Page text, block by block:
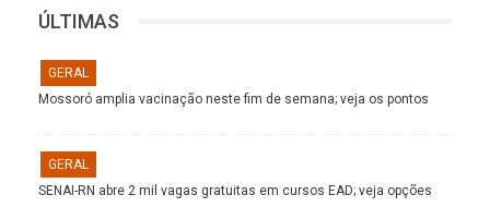
ÚLTIMAS
GERAL
Mossoró amplia vacinação neste fim de semana; veja os pontos
GERAL
SENAI-RN abre 2 mil vagas gratuitas em cursos EAD; veja opções